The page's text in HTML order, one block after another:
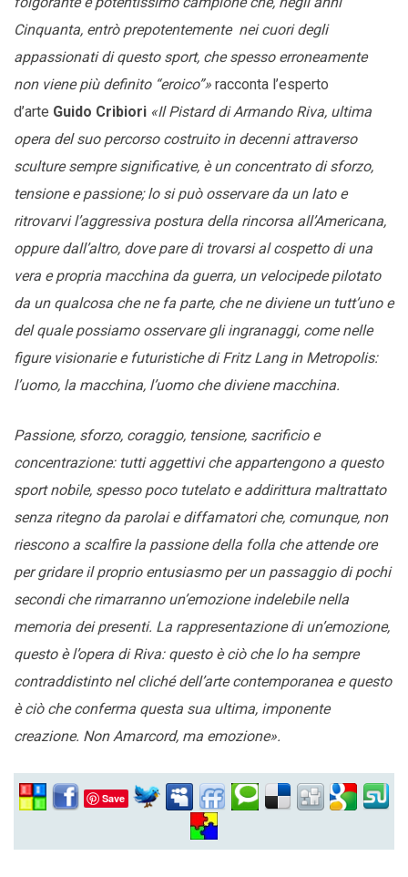
Cinquanta, entrò prepotentemente nei cuori degli
appassionati di questo sport, che spesso erroneamente
non viene più definito “eroico”» racconta l’esperto
d’arte Guido Cribiori «Il Pistard di Armando Riva, ultima
opera del suo percorso costruito in decenni attraverso
sculture sempre significative, è un concentrato di sforzo,
tensione e passione; lo si può osservare da un lato e
ritrovarvi l’aggressiva postura della rincorsa all’Americana,
oppure dall’altro, dove pare di trovarsi al cospetto di una
vera e propria macchina da guerra, un velocipede pilotato
da un qualcosa che ne fa parte, che ne diviene un tutt’uno e
del quale possiamo osservare gli ingranaggi, come nelle
figure visionarie e futuristiche di Fritz Lang in Metropolis:
l’uomo, la macchina, l’uomo che diviene macchina.
Passione, sforzo, coraggio, tensione, sacrificio e
concentrazione: tutti aggettivi che appartengono a questo
sport nobile, spesso poco tutelato e addirittura maltrattato
senza ritegno da parolai e diffamatori che, comunque, non
riescono a scalfire la passione della folla che attende ore
per gridare il proprio entusiasmo per un passaggio di pochi
secondi che rimarranno un’emozione indelebile nella
memoria dei presenti. La rappresentazione di un’emozione,
questo è l’opera di Riva: questo è ciò che lo ha sempre
contraddistinto nel cliché dell’arte contemporanea e questo
è ciò che conferma questa sua ultima, imponente
creazione. Non Amarcord, ma emozione».
Save